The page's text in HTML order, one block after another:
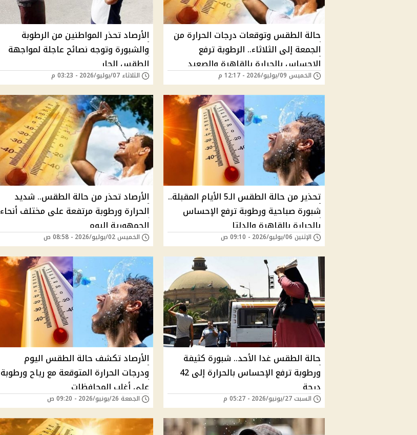
حالة الطقس وتوقعات درجات الحرارة من
الجمعة إلى الثلاثاء.. الرطوبة ترفع
الإحساس بالحرارة بالقاهرة والصعيد
الخميس 09/يوليو/2026 - 12:17 م
الأرصاد تحذر المواطنين من الرطوبة
والشبورة وتوجه نصائح عاجلة لمواجهة
الطقس الحار
الثلاثاء 07/يوليو/2026 - 03:23 م
تحذير من حالة الطقس الـ5 الأيام المقبلة..
شبورة صباحية ورطوبة ترفع الإحساس
بالحرارة بالقاهرة والدلتا
الإثنين 06/يوليو/2026 - 09:10 ص
الأرصاد تحذر من حالة الطقس.. شديد
الحرارة ورطوبة مرتفعة على مختلف أنحاء
الجمهورية اليوم
الخميس 02/يوليو/2026 - 08:58 ص
حالة الطقس غدا الأحد.. شبورة كثيفة
ورطوبة ترفع الإحساس بالحرارة إلى 42
درجة
السبت 27/يونيو/2026 - 05:27 م
الأرصاد تكشف حالة الطقس اليوم
ودرجات الحرارة المتوقعة مع رياح ورطوبة
على أغلب المحافظات
الجمعة 26/يونيو/2026 - 09:20 ص